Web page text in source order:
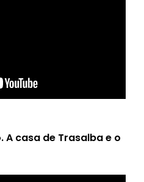
A casa de Trasalba e o